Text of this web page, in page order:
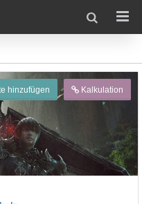
hinzufügen Kalkulation